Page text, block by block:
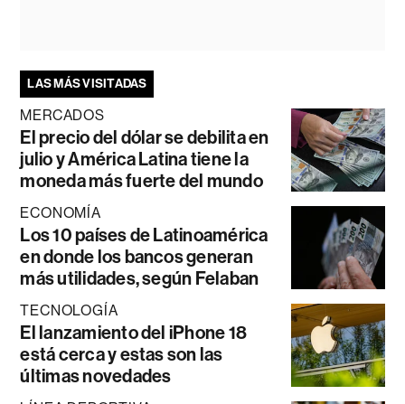
LAS MÁS VISITADAS
MERCADOS
El precio del dólar se debilita en
julio y América Latina tiene la
moneda más fuerte del mundo
ECONOMÍA
Los 10 países de Latinoamérica
en donde los bancos generan
más utilidades, según Felaban
TECNOLOGÍA
El lanzamiento del iPhone 18
está cerca y estas son las
últimas novedades